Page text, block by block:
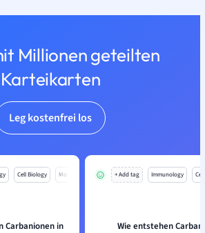
Millionen geteilten
Karteikarten
Leg kostenfrei los
Cell Biology Mo
Carbanionen in
+ Add tag Immunology
Wie entstehen